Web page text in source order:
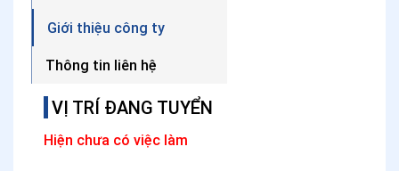
VỊ TRÍ ĐANG TUYỂN
Hiện chưa có việc làm
Giới thiệu công ty
Thông tin liên hệ